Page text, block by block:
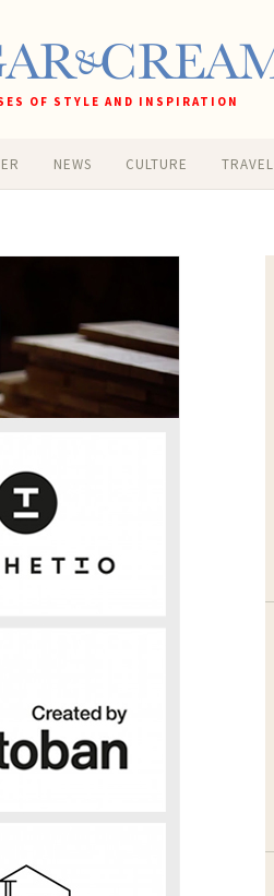
OF STYLE AND INSPIRATION
NEWS CULTURE TRAVEL